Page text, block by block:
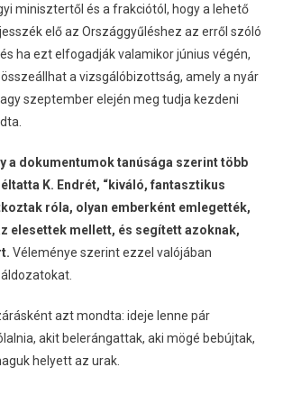
minisztertől és a frakciótól, hogy a lehető
elő az Országgyűléshez az erről szóló
ha ezt elfogadják valamikor június végén,
a vizsgálóbizottság, amely a nyár
szeptember elején meg tudja kezdeni
a dokumentumok tanúsága szerint több
K. Endrét, “kiváló, fantasztikus
róla, olyan emberként emlegették,
elesettek mellett, és segített azoknak,
Véleménye szerint ezzel valójában
azt mondta: ideje lenne pár
akit belerángattak, aki mögé bebújtak,
helyett az urak.